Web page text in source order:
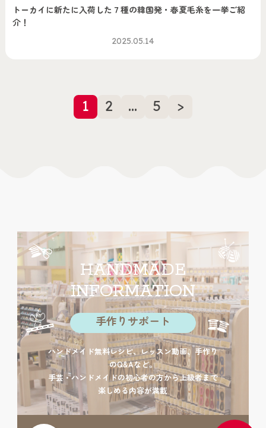
トーカイに新たに入荷した７種の韓国発・春夏毛糸を一挙ご紹
介！
2025.05.14
1 2 … 5 >
HANDMADE
INFORMATION
手作りサポート
ハンドメイド無料レシピ、レッスン動画、手作り
のQ&Aなど。
手芸・ハンドメイドの初心者の方から上級者まで
楽しめる内容が満載